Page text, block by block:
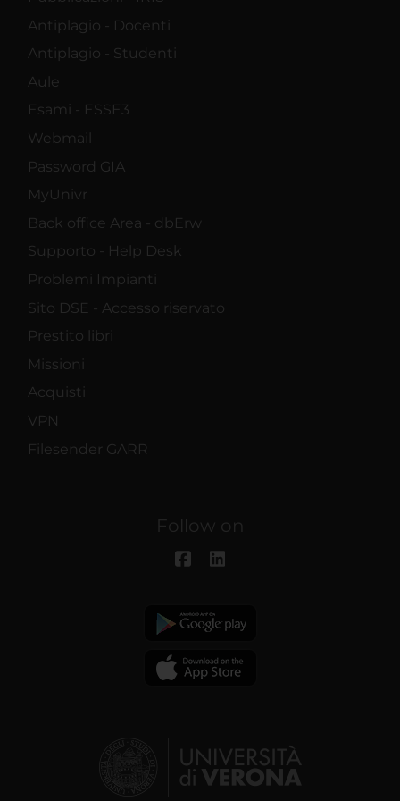
Antiplagio - Docenti
Antiplagio - Studenti
Aule
Esami - ESSE3
Webmail
Password GIA
MyUnivr
Back office Area - dbErw
Supporto - Help Desk
Problemi Impianti
Sito DSE - Accesso riservato
Prestito libri
Missioni
Acquisti
VPN
Filesender GARR
Follow on